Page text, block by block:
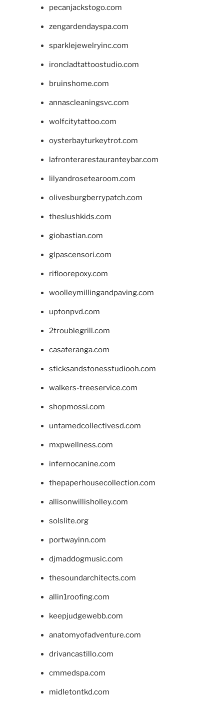
pecanjackstogo.com
zengardendayspa.com
sparklejewelryinc.com
ironcladtattoostudio.com
bruinshome.com
annascleaningsvc.com
wolfcitytattoo.com
oysterbayturkeytrot.com
lafronterarestauranteybar.com
lilyandrosetearoom.com
olivesburgberrypatch.com
theslushkids.com
giobastian.com
glpascensori.com
rifloorepoxy.com
woolleymillingandpaving.com
uptonpvd.com
2troublegrill.com
casateranga.com
sticksandstonesstudiooh.com
walkers-treeservice.com
shopmossi.com
untamedcollectivesd.com
mxpwellness.com
infernocanine.com
thepaperhousecollection.com
allisonwillisholley.com
solslite.org
portwayinn.com
djmaddogmusic.com
thesoundarchitects.com
allin1roofing.com
keepjudgewebb.com
anatomyofadventure.com
drivancastillo.com
cmmedspa.com
midletontkd.com